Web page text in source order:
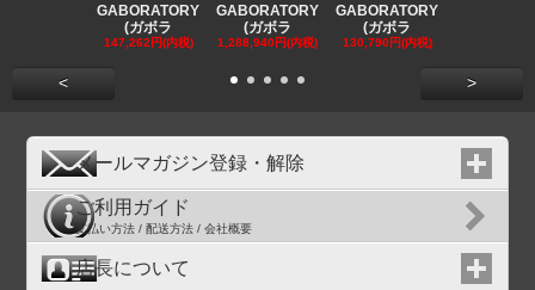
GABORATORY
(ガボラ
147,262円(内税)
GABORATORY
(ガボラ
1,288,940円(内税)
GABORATORY
(ガボラ
130,790円(内税)
< >
メールマガジン登録・解除
ご利用ガイド
支払い方法 / 配送方法 / 会社概要
店長について